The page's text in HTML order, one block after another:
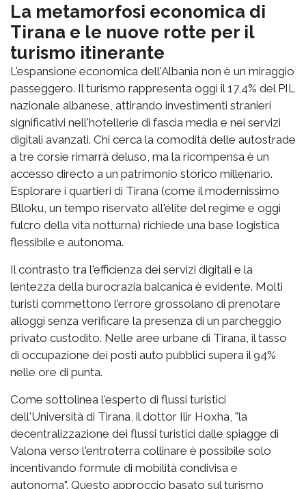
La metamorfosi economica di
Tirana e le nuove rotte per il
turismo itinerante
L'espansione economica dell'Albania non è un miraggio
passeggero. Il turismo rappresenta oggi il 17,4% del PIL
nazionale albanese, attirando investimenti stranieri
significativi nell'hotellerie di fascia media e nei servizi
digitali avanzati. Chi cerca la comodità delle autostrade
a tre corsie rimarrà deluso, ma la ricompensa è un
accesso directo a un patrimonio storico millenario.
Esplorare i quartieri di Tirana (come il modernissimo
Blloku, un tempo riservato all'élite del regime e oggi
fulcro della vita notturna) richiede una base logistica
flessibile e autonoma.
Il contrasto tra l'efficienza dei servizi digitali e la
lentezza della burocrazia balcanica è evidente. Molti
turisti commettono l'errore grossolano di prenotare
alloggi senza verificare la presenza di un parcheggio
privato custodito. Nelle aree urbane di Tirana, il tasso
di occupazione dei posti auto pubblici supera il 94%
nelle ore di punta.
Come sottolinea l'esperto di flussi turistici
dell'Università di Tirana, il dottor Ilir Hoxha, "la
decentralizzazione dei flussi turistici dalle spiagge di
Valona verso l'entroterra collinare è possibile solo
incentivando formule di mobilità condivisa e
autonoma". Questo approccio basato sul turismo